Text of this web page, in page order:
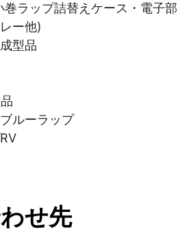
巻ラップ詰替えケース・電子部
ー他)
型品
ルーラップ
せ先